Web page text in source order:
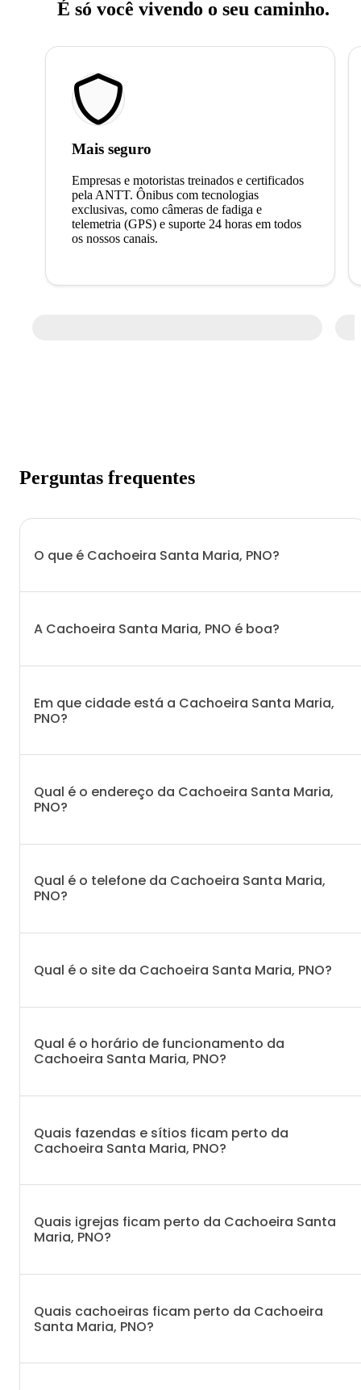
É só você vivendo o seu caminho.
Mais seguro
Empresas e motoristas treinados e certificados
pela ANTT. Ônibus com tecnologias
exclusivas, como câmeras de fadiga e
telemetria (GPS) e suporte 24 horas em todos
os nossos canais.
Perguntas frequentes
O que é Cachoeira Santa Maria, PNO?
A Cachoeira Santa Maria, PNO é boa?
Em que cidade está a Cachoeira Santa Maria,
PNO?
Qual é o endereço da Cachoeira Santa Maria,
PNO?
Qual é o telefone da Cachoeira Santa Maria,
PNO?
Qual é o site da Cachoeira Santa Maria, PNO?
Qual é o horário de funcionamento da
Cachoeira Santa Maria, PNO?
Quais fazendas e sítios ficam perto da
Cachoeira Santa Maria, PNO?
Quais igrejas ficam perto da Cachoeira Santa
Maria, PNO?
Quais cachoeiras ficam perto da Cachoeira
Santa Maria, PNO?